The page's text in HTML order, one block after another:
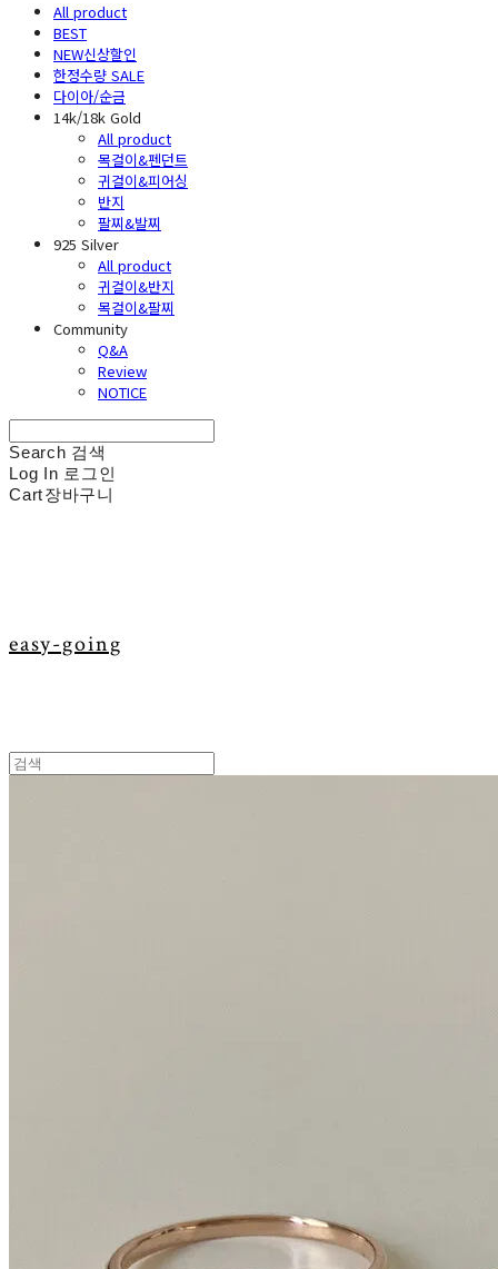
All product
BEST
NEW신상할인
한정수량 SALE
다이아/순금
14k/18k Gold
All product
목걸이&펜던트
귀걸이&피어싱
반지
팔찌&발찌
925 Silver
All product
귀걸이&반지
목걸이&팔찌
Community
Q&A
Review
NOTICE
Search 검색
Log In 로그인
Cart장바구니
easy-going